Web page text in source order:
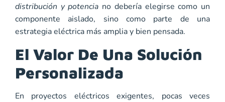
distribución y potencia no debería elegirse como un
componente aislado, sino como parte de una
estrategia eléctrica más amplia y bien pensada.
El Valor De Una Solución
Personalizada
En proyectos eléctricos exigentes, pocas veces